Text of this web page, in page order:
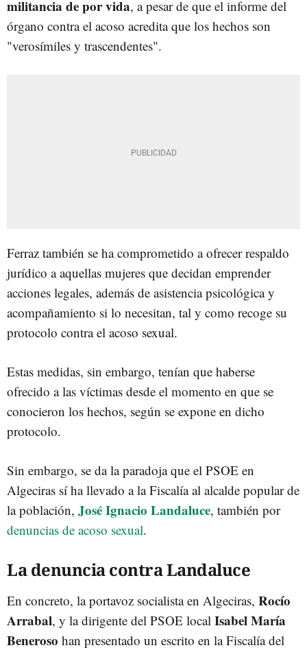
militancia de por vida, a pesar de que el informe del
órgano contra el acoso acredita que los hechos son
"verosímiles y trascendentes".
Ferraz también se ha comprometido a ofrecer respaldo
jurídico a aquellas mujeres que decidan emprender
acciones legales, además de asistencia psicológica y
acompañamiento si lo necesitan, tal y como recoge su
protocolo contra el acoso sexual.
Estas medidas, sin embargo, tenían que haberse
ofrecido a las víctimas desde el momento en que se
conocieron los hechos, según se expone en dicho
protocolo.
Sin embargo, se da la paradoja que el PSOE en
Algeciras sí ha llevado a la Fiscalía al alcalde popular de
la población, José Ignacio Landaluce, también por
denuncias de acoso sexual.
La denuncia contra Landaluce
En concreto, la portavoz socialista en Algeciras, Rocío
Arrabal, y la dirigente del PSOE local Isabel María
Beneroso han presentado un escrito en la Fiscalía del